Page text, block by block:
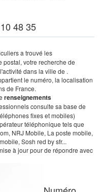
48 35
a trouvé les
postal, votre recherche de
dans la ville de .
le numéro, la localisation
de France.
renseignements
consulte sa base de
fixes et mobiles)
téléphonique tels que
NRJ Mobile, La poste mobile,
Sosh red by sfr...
à jour pour de répondre avec